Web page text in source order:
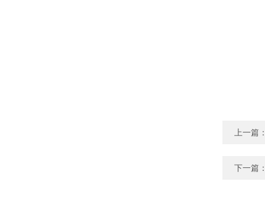
上一篇
下一篇